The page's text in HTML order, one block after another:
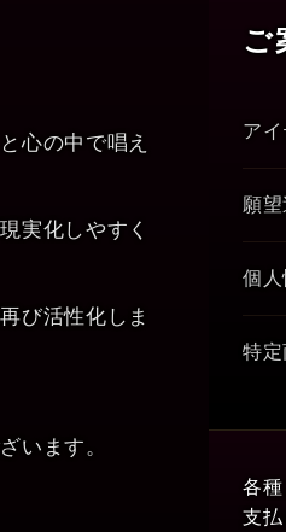
心の中で唱え
実化しやすく
び活性化しま
います。
ご
ア
願
個
特
各
支